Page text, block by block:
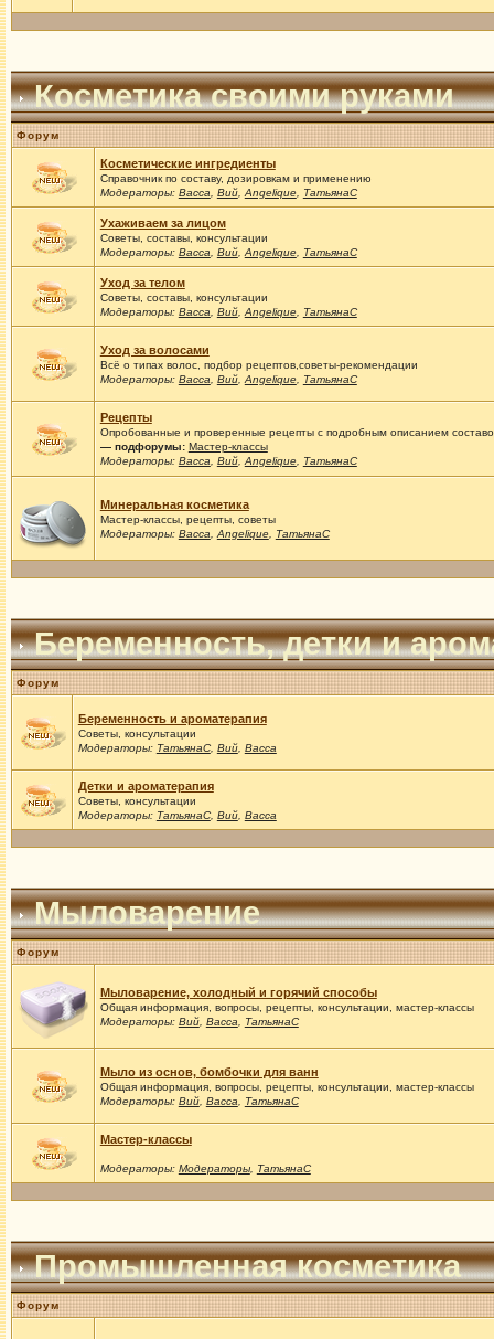
Косметика своими руками
Форум
Косметические ингредиенты
Справочник по составу, дозировкам и применению
Модераторы: Васса Вий, Angelique, ТатьянаС
Ухаживаем за лицом
Советы, составы, консультации
Модераторы: Васса Вий, Angelique, ТатьянаС
Уход за телом
Советы, составы, консультации
Модераторы: Васса Вий, Angelique, ТатьянаС
Уход за волосами
Всё о типах волос, подбор рецептов,советы-рекомендации
Модераторы: Васса Вий, Angelique, ТатьянаС
Рецепты
Опробованные и проверенные рецепты с подробным описанием
— подфорумы: Мастер-классы
Модераторы: Васса Вий, Angelique, ТатьянаС
Минеральная косметика
Мастер-классы, рецепты, советы
Модераторы: Васса Angelique, ТатьянаС
Беременность, детки и
Форум
Беременность и ароматерапия
Советы, консультации
Модераторы: ТатьянаС, Вий, Васса
Детки и ароматерапия
Советы, консультации
Модераторы: ТатьянаС, Вий, Васса
Мыловарение
Форум
Мыловарение, холодный и горячий способы
Общая информация, вопросы, рецепты, консультации, мастер-классы
Модераторы: Вий, Васса ТатьянаС
Мыло из основ, бомбочки для ванн
Общая информация, вопросы, рецепты, консультации, мастер-классы
Модераторы: Вий, Васса ТатьянаС
Мастер-классы
Модераторы: Модераторы, ТатьянаС
Промышленная косметика
Форум